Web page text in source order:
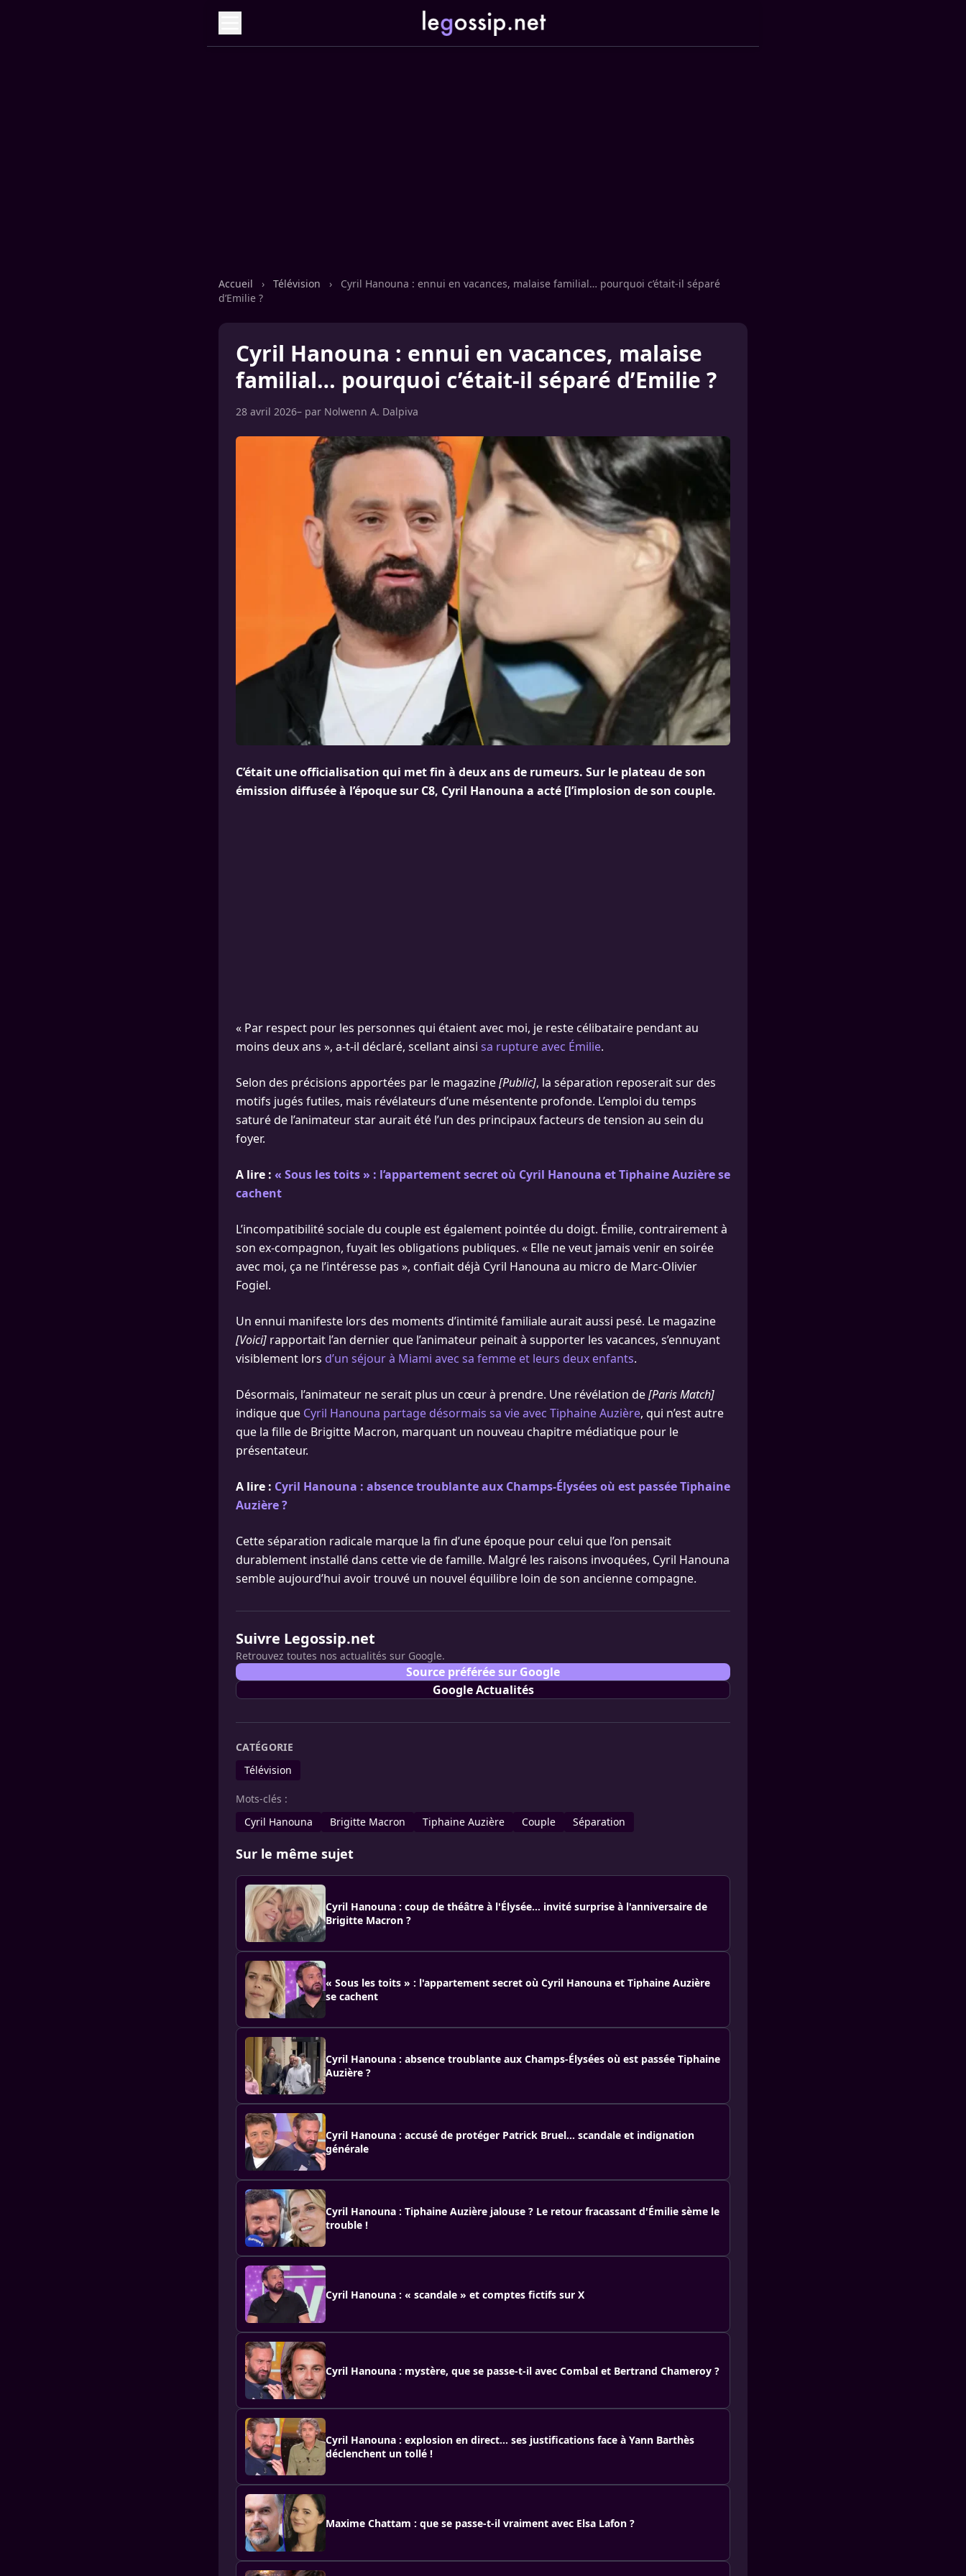
Accueil › Télévision ›
Cyril Hanouna : ennui en vacances, malaise familial… pourquoi c’était-il séparé
d’Emilie ?
Cyril Hanouna : ennui en vacances, malaise
familial… pourquoi c’était-il séparé d’Emilie ?
28 avril 2026– par Nolwenn A. Dalpiva
C’était une officialisation qui met fin à deux ans de rumeurs. Sur le plateau de son
émission diffusée à l’époque sur C8, Cyril Hanouna a acté [l’implosion de son couple.
« Par respect pour les personnes qui étaient avec moi, je reste célibataire pendant au
moins deux ans », a-t-il déclaré, scellant ainsi sa rupture avec Émilie.
Selon des précisions apportées par le magazine[Public], la séparation reposerait sur des
motifs jugés futiles, mais révélateurs d’une mésentente profonde. L’emploi du temps
saturé de l’animateur star aurait été l’un des principaux facteurs de tension au sein du
foyer.
A lire : « Sous les toits » : l’appartement secret où Cyril Hanouna et Tiphaine Auzière se
cachent
L’incompatibilité sociale du couple est également pointée du doigt. Émilie, contrairement à
son ex-compagnon, fuyait les obligations publiques. « Elle ne veut jamais venir en soirée
avec moi, ça ne l’intéresse pas », confiait déjà Cyril Hanouna au micro de Marc-Olivier
Fogiel.
Un ennui manifeste lors des moments d’intimité familiale aurait aussi pesé. Le magazine
[Voici] rapportait l’an dernier que l’animateur peinait à supporter les vacances, s’ennuyant
visiblement lors d’un séjour à Miami avec sa femme et leurs deux enfants.
Désormais, l’animateur ne serait plus un cœur à prendre. Une révélation de[Paris Match]
indique que Cyril Hanouna partage désormais sa vie avec Tiphaine Auzière, qui n’est autre
que la fille de Brigitte Macron, marquant un nouveau chapitre médiatique pour le
présentateur.
A lire : Cyril Hanouna : absence troublante aux Champs-Élysées où est passée Tiphaine
Auzière ?
Cette séparation radicale marque la fin d’une époque pour celui que l’on pensait
durablement installé dans cette vie de famille. Malgré les raisons invoquées, Cyril Hanouna
semble aujourd’hui avoir trouvé un nouvel équilibre loin de son ancienne compagne.
Suivre Legossip.net
Retrouvez toutes nos actualités sur Google.
Source préférée sur Google
Google Actualités
CATÉGORIE
Télévision
Mots-clés :
Cyril Hanouna
Brigitte Macron Tiphaine Auzière Couple Séparation
Sur le même sujet
Cyril Hanouna : coup de théâtre à l'Élysée… invité surprise à l'anniversaire de
Brigitte Macron ?
« Sous les toits » : l'appartement secret où Cyril Hanouna et Tiphaine Auzière
se cachent
Cyril Hanouna : absence troublante aux Champs-Élysées où est passée Tiphaine
Auzière ?
Cyril Hanouna : accusé de protéger Patrick Bruel… scandale et indignation
générale
Cyril Hanouna : Tiphaine Auzière jalouse ? Le retour fracassant d'Émilie sème le
trouble !
Cyril Hanouna : « scandale » et comptes fictifs sur X
Cyril Hanouna : mystère, que se passe-t-il avec Combal et Bertrand Chameroy ?
Cyril Hanouna : explosion en direct… ses justifications face à Yann Barthès
déclenchent un tollé !
Maxime Chattam : que se passe-t-il vraiment avec Elsa Lafon ?